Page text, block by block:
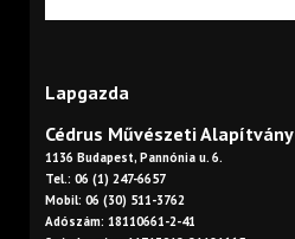
Lapgazda
Cédrus Művészeti Alapítvány
1136 Budapest, Pannónia u. 6.
Tel.: 06 (1) 247-6657
Mobil: 06 (30) 511-3762
Adószám: 18110661-2-41